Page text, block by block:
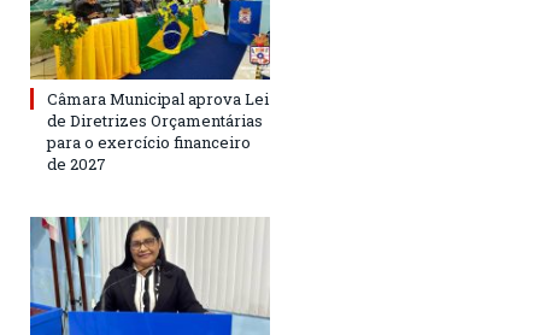
Câmara Municipal aprova Lei
de Diretrizes Orçamentárias
para o exercício financeiro
de 2027